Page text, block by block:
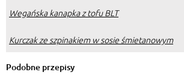
Wegańska kanapka z tofu BLT
Kurczak ze szpinakiem w sosie śmietanowym
Podobne przepisy